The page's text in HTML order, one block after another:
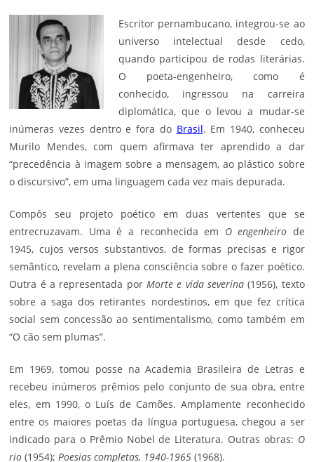
Escritor pernambucano, integrou-se ao
universo intelectual desde cedo,
quando participou de rodas literárias.
O poeta-engenheiro, como é
conhecido, ingressou na carreira
diplomática, que o levou a mudar-se
inúmeras vezes dentro e fora do Brasil. Em 1940, conheceu
Murilo Mendes, com quem afirmava ter aprendido a dar
“precedência à imagem sobre a mensagem, ao plástico sobre
o discursivo”, em uma linguagem cada vez mais depurada.
Compôs seu projeto poético em duas vertentes que se
entrecruzavam. Uma é a reconhecida em O engenheiro de
1945, cujos versos substantivos, de formas precisas e rigor
semântico, revelam a plena consciência sobre o fazer poético.
Outra é a representada por Morte e vida severina(1956), texto
sobre a saga dos retirantes nordestinos, em que fez crítica
social sem concessão ao sentimentalismo, como também em
“O cão sem plumas”.
Em 1969, tomou posse na Academia Brasileira de Letras e
recebeu inúmeros prêmios pelo conjunto de sua obra, entre
eles, em 1990, o Luís de Camões. Amplamente reconhecido
entre os maiores poetas da língua portuguesa, chegou a ser
indicado para o Prêmio Nobel de Literatura. Outras obras: O
rio(1954);Poesias completas, 1940-1965(1968).